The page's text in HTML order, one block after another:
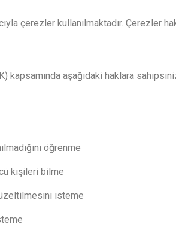
çerezler kullanılmaktadır. Çerezler
kapsamında aşağıdaki haklara
öğrenme
kişileri bilme
isteme